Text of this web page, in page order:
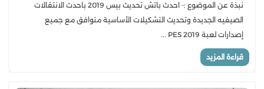
نبذة عن الموضوع :- احدث باتش تحديث بيس 2019 باحدث الانتقالات
الصيفيه الجديدة وتحديث التشكيلات الأساسية متوافق مع جميع
إصدارات لعبة PES 2019 ...
قراءة المزيد